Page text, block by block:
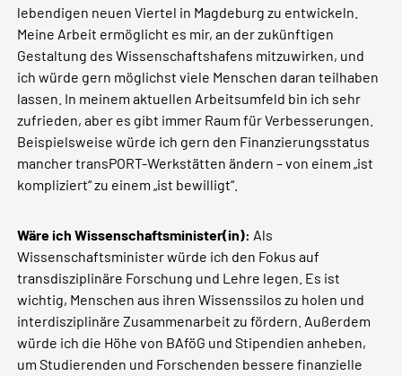
lebendigen neuen Viertel in Magdeburg zu entwickeln.
Meine Arbeit ermöglicht es mir, an der zukünftigen
Gestaltung des Wissenschaftshafens mitzuwirken, und
ich würde gern möglichst viele Menschen daran teilhaben
lassen. In meinem aktuellen Arbeitsumfeld bin ich sehr
zufrieden, aber es gibt immer Raum für Verbesserungen.
Beispielsweise würde ich gern den Finanzierungsstatus
mancher transPORT-Werkstätten ändern – von einem „ist
kompliziert“ zu einem „ist bewilligt“.
Wäre ich Wissenschaftsminister(in): Als
Wissenschaftsminister würde ich den Fokus auf
transdisziplinäre Forschung und Lehre legen. Es ist
wichtig, Menschen aus ihren Wissenssilos zu holen und
interdisziplinäre Zusammenarbeit zu fördern. Außerdem
würde ich die Höhe von BAföG und Stipendien anheben,
um Studierenden und Forschenden bessere finanzielle